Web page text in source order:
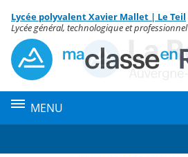
Menu de la rubrique
Contenu
Lycée polyvalent Xavier Mallet | Le Teil
Lycée général, technologique et professionnel
MENU